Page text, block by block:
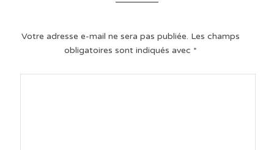
Votre adresse e-mail ne sera pas publiée. Les champs
obligatoires sont indiqués avec *